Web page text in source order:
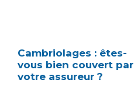
Cambriolages : êtes-
vous bien couvert par
votre assureur ?